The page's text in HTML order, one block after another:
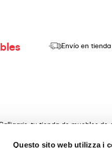
Questo sito web utilizza i
Envío en tienda
tu tienda de muebles
de alta calidad, con un diseño